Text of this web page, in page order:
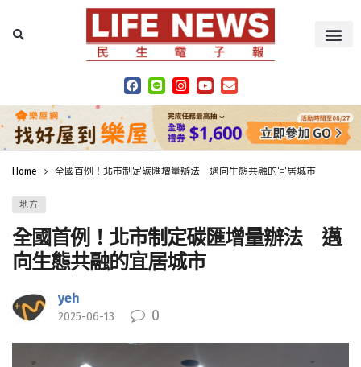
Home 全國首例！北市制定碳匯增量辦法 邁向生態共融的宜居城市
地方
全國首例！北市制定碳匯增量辦法 邁
向生態共融的宜居城市
yeh
2025-06-13 0